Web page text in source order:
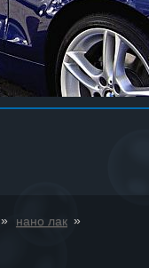
» нано лак »